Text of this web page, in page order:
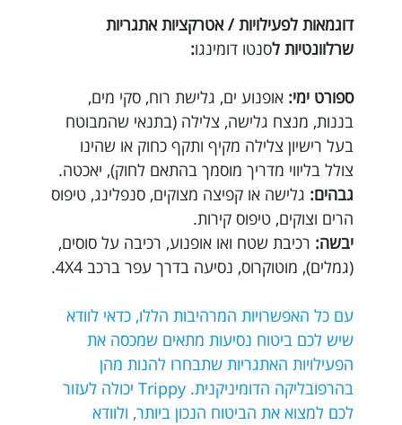
דוגמאות לפעילויות / אטרקציות אתגריות
שרלוונטיות לסנטו דומינגו:
ספורט ימי: אופנוע ים, גלישת רוח, סקי מים,
בננות, מנצח גלישה, צלילה (בתנאי שהמבוטח
בעל רישיון צלילה מקיף ותקף כחוק או שהינו
צולל בליווי מדריך מוסמך בהתאם לחוק), יאכטה.
גבהים: גלישה או קפיצה מצוקים, סנפלינג, טיפוס
הרים וצוקים, טיפוס קירות.
יבשה: רכיבת שטח ואו אופנוע, רכיבה על סוסים,
(גמלים), מוטוקרוס, נסיעה בדרך עפר ברכב 4X4.
עם כל האפשרויות המרהיבות הללו, כדאי לוודא
שיש לכם ביטוח נסיעות מתאים שמכסה את
הפעילויות האתגריות שתבחרו להנות מהן
בהרפובליקה הדומיניקנית. Trippy יכולה לעזור
לכם למצוא את הביטוח הנכון ביותר, ולוודא